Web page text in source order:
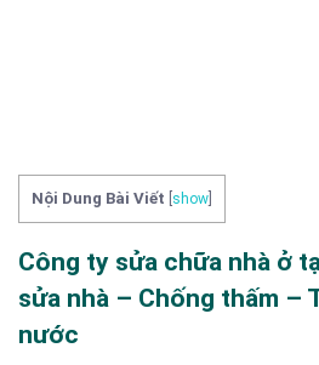
Nội Dung Bài Viết show
Công ty sửa chữa nhà ở
sửa nhà – Chống thấm –
nước